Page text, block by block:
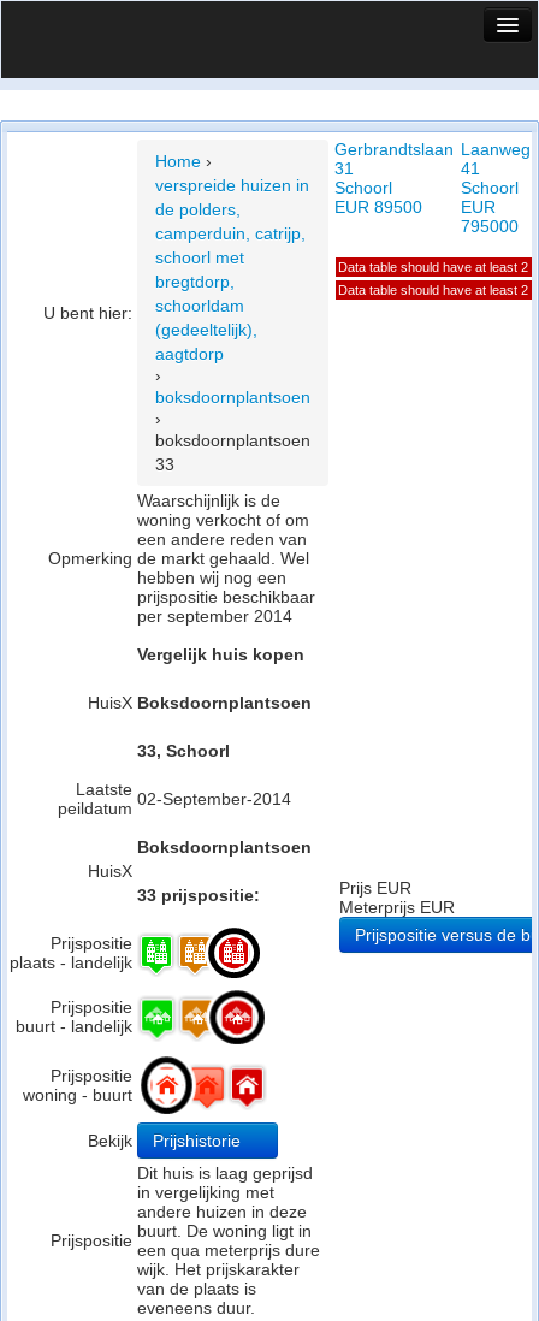
Vergelijk prijsposities - wijk
U bent hier:
Home ›
verspreide huizen in
de polders,
camperduin, catrijp,
schoorl met
bregtdorp,
schoorldam
(gedeeltelijk),
aagtdorp
›
boksdoornplantsoen
›
boksdoornplantsoen
33
Opmerking
Waarschijnlijk is de
woning verkocht of om
een andere reden van
de markt gehaald. Wel
hebben wij nog een
prijspositie beschikbaar
per september 2014
HuisX
Vergelijk huis kopen
Boksdoornplantsoen
33, Schoorl
Laatste
peildatum 02-September-2014
HuisX
Boksdoornplantsoen
33 prijspositie:
Prijspositie
plaats - landelijk
Prijspositie
buurt - landelijk
Prijspositie
woning - buurt
Bekijk Prijshistorie
Prijspositie
Dit huis is laag geprijsd
in vergelijking met
andere huizen in deze
buurt. De woning ligt in
een qua meterprijs dure
wijk. Het prijskarakter
van de plaats is
eveneens duur.
Gerbrandtslaan
31
Schoorl
EUR 89500
Laanweg
41
Schoorl
EUR
795000
Data table should have at least 2
Data table should have at least 2
Prijs EUR
Meterprijs EUR
Prijspositie versus de